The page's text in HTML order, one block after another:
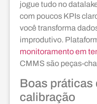
jogue tudo no
com poucos KPIs
você transforma
improdutivo.
monitoramento em
CMMS são peças-
Boas práticas
calibração